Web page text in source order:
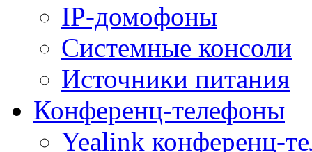
IP-домофоны
Системные консоли
Источники питания
Конференц-телефоны
Yealink конференц-